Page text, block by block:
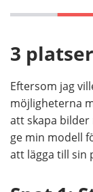
3
Eftersom jag
möjligheterna
att skapa bilder
ge min modell
att lägga till sin